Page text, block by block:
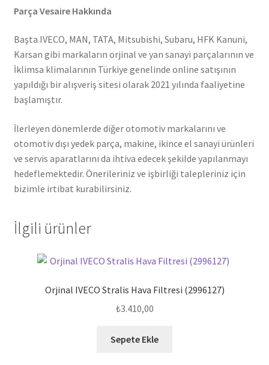
Parça Vesaire Hakkında
Başta IVECO, MAN, TATA, Mitsubishi, Subaru, HFK Kanuni,
Karsan gibi markaların orjinal ve yan sanayi parçalarının ve
İklimsa klimalarının Türkiye genelinde online satışının
yapıldığı bir alışveriş sitesi olarak 2021 yılında faaliyetine
başlamıştır.
İlerleyen dönemlerde diğer otomotiv markalarını ve
otomotiv dışı yedek parça, makine, ikince el sanayi ürünleri
ve servis aparatlarını da ihtiva edecek şekilde yapılanmayı
hedeflemektedir. Önerileriniz ve işbirliği talepleriniz için
bizimle irtibat kurabilirsiniz.
İlgili ürünler
Orjinal IVECO Stralis Hava Filtresi (2996127)
₺3.410,00
Sepete Ekle